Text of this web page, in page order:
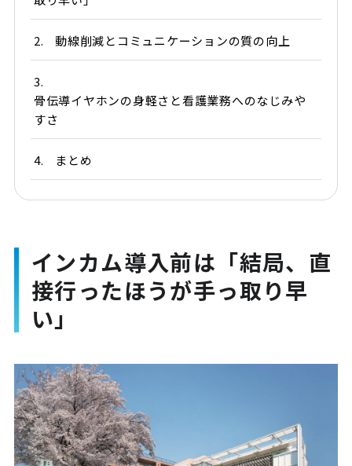
2. 動線削減とコミュニケーションの質の向上
3.
骨伝導イヤホンの身軽さと看護業務へのなじみや
すさ
4. まとめ
インカム導入前は「結局、直
接行ったほうが手っ取り早
い」